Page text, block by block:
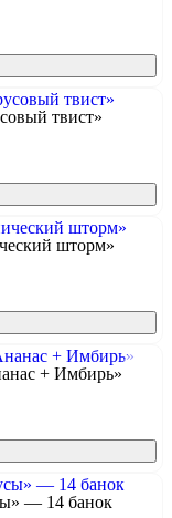
твист»
шторм»
+ Имбирь»
— 14 банок